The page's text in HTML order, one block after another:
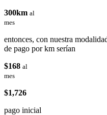
300km al
mes
entonces, con nuestra
de pago por km serían
$168 al
mes
$1,726
pago inicial